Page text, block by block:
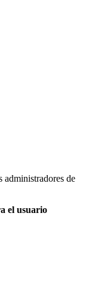
administradores de
el usuario